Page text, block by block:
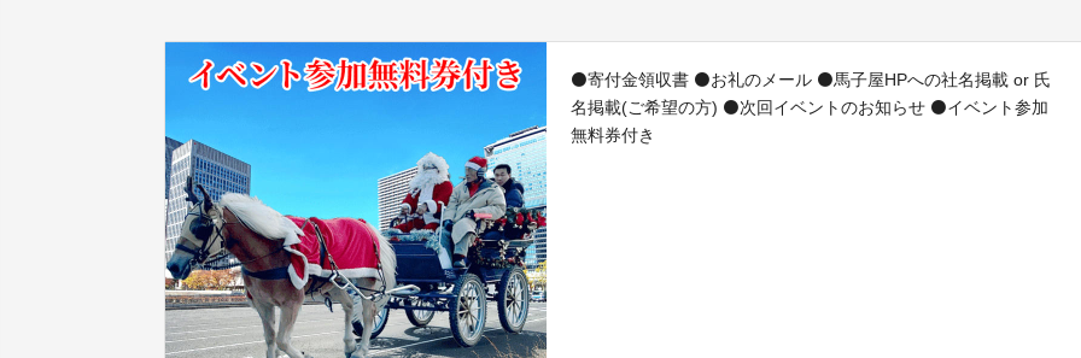
⚫️寄付金領収書 ⚫️お礼のメール ⚫️馬子屋HPへの社名掲載 or 氏
名掲載(ご希望の方) ⚫️次回イベントのお知らせ ⚫️イベント参加
無料券付き